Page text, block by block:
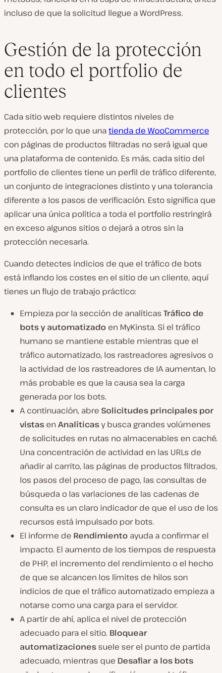
incluso de que la solicitud llegue a WordPress.
Gestión de la protección
en todo el portfolio de
clientes
Cada sitio web requiere distintos niveles de
protección, por lo que una tienda de WooCommerce
con páginas de productos filtradas no será igual que
una plataforma de contenido. Es más, cada sitio del
portfolio de clientes tiene un perfil de tráfico diferente,
un conjunto de integraciones distinto y una tolerancia
diferente a los pasos de verificación. Esto significa que
aplicar una única política a toda el portfolio restringirá
en exceso algunos sitios o dejará a otros sin la
protección necesaria.
Cuando detectes indicios de que el tráfico de bots
está inflando los costes en el sitio de un cliente, aquí
tienes un flujo de trabajo práctico:
Empieza por la sección de analíticas Tráfico de
bots y automatizado en MyKinsta. Si el tráfico
humano se mantiene estable mientras que el
tráfico automatizado, los rastreadores agresivos o
la actividad de los rastreadores de IA aumentan, lo
más probable es que la causa sea la carga
generada por los bots.
A continuación, abre Solicitudes principales por
vistas enAnalíticasy busca grandes volúmenes
de solicitudes en rutas no almacenables en caché.
Una concentración de actividad en las URLs de
añadir al carrito, las páginas de productos filtrados,
los pasos del proceso de pago, las consultas de
búsqueda o las variaciones de las cadenas de
consulta es un claro indicador de que el uso de los
recursos está impulsado por bots.
El informe de Rendimiento ayuda a confirmar el
impacto. El aumento de los tiempos de respuesta
de PHP, el incremento del rendimiento o el hecho
de que se alcancen los límites de hilos son
indicios de que el tráfico automatizado empieza a
notarse como una carga para el servidor.
A partir de ahí, aplica el nivel de protección
adecuado para el sitio. Bloquear
automatizaciones suele ser el punto de partida
adecuado, mientras que Desafiar a los bots